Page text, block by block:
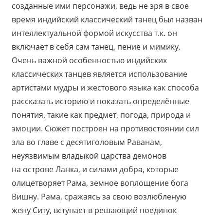
созданные ими персонажи, ведь не зря в свое
время индийский классический танец был назван
интеллектуальной формой искусства т.к. он
включает в себя сам танец, пение и мимику.
Очень важной особенностью индийских
классических танцев является использование
артистами мудры и жестового языка как способа
рассказать историю и показать определённые
понятия, такие как предмет, погода, природа и
эмоции. Сюжет построен на противостоянии сил
зла во главе с десятиголовым Раванам,
неуязвимым владыкой царства демонов
на острове Ланка, и силами добра, которые
олицетворяет Рама, земное воплощение бога
Вишну. Рама, сражаясь за свою возлюбленую
жену Ситу, вступает в решающий поединок